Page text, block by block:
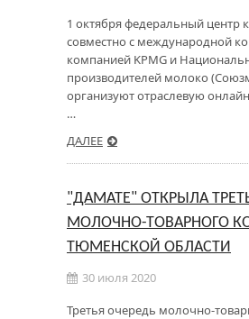
1 октября федеральный центр
совместно с международной
компанией KPMG и
производителей молоко
организуют отраслевую
…
ДАЛЕЕ
"ДАМАТЕ" ОТКРЫЛА
МОЛОЧНО-ТОВАРНОГО
ТЮМЕНСКОЙ ОБЛАСТИ
30 июля 2020
Третья очередь молочно-